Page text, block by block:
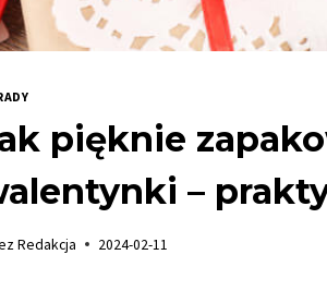
pięknie
–
Redakcja 2024-02-11